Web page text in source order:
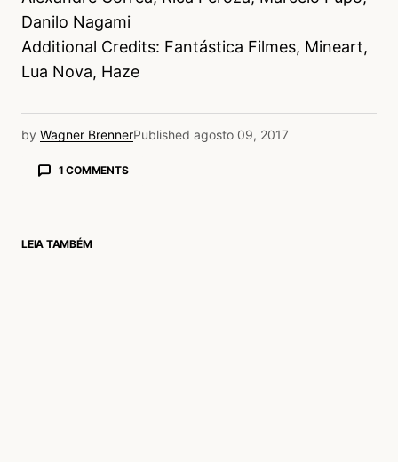
Danilo Nagami
Additional Credits: Fantástica Filmes, Mineart,
Lua Nova, Haze
by Wagner BrennerPublished agosto 09, 2017
1 COMMENTS
Guilherme Gama Filinto Cerqueira o tema hoje
LEIA TAMBÉM